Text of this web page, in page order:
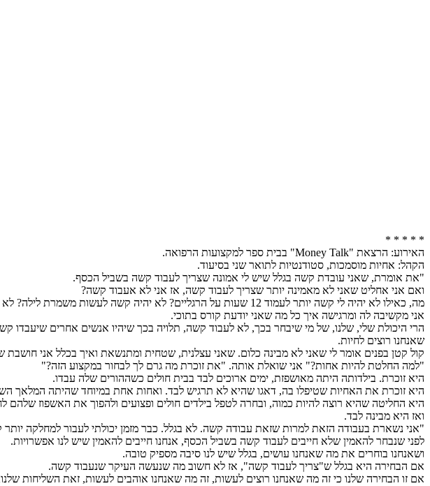
* * * * *
האירוע: הרצאת "Money Talk" בבית ספר למקצועות הרפואה.
הקהל: אחיות מוסמכות, סטודנטיות לתואר שני בסיעוד.
"את אומרת, שאני עובדת קשה בגלל שיש לי אמונה שצריך לעבוד קשה בשביל הכסף.
ואם אני אחליט שאני לא מאמינה יותר שצריך לעבוד קשה, אז אני לא אעבוד קשה?
מה, כאילו לא יהיה לי קשה יותר לעמוד 12 שעות על הרגליים? לא יהיה קשה לעשות משמרת לילה? לא יהיה קשה לשמוע ילד צורח כשאני מחליפה לו תחבושות?"
אני מקשיבה לה ומרגישה איך כל מה שאני יודעת קורס בתוכי.
הרי היכולת שלי, שלנו, של מי שיבחר בכך, לא לעבוד קשה, תלויה בכך שיהיו אנשים אחרים
שאנחנו רוצים לחיות.
קול קטן בפנים אומר לי שאני לא מבינה כלום. שאני עצלנית, שטחית ומתנשאת ואיך בכלל אני
"למה החלטת להיות אחות?" אני שואלת אותה. "את זוכרת מה גרם לך לבחור במקצוע הזה?"
היא זוכרת. בילדותה היתה מאושפזת, ימים ארוכים לבד בבית חולים כשההורים שלה עבדו.
היא זוכרת את האחיות שטיפלו בה, דאגו שהיא לא תרגיש לבד. ואחות אחת במיוחד שהיתה המלאך
היא החליטה שהיא רוצה להיות כמוה, ובחרה לטפל בילדים חולים ופצועים ולהפוך את האשפוז שלהם
ואז היא מבינה לבד.
"אני נשארת בעבודה הזאת למרות שזאת עבודה קשה. לא בגלל. כבר מזמן יכולתי לעבור למחלקה
לפני שנבחר להאמין שלא חייבים לעבוד קשה בשביל הכסף, אנחנו חייבים להאמין שיש לנו אפשרויות.
ושאנחנו בוחרים את מה שאנחנו עושים, בגלל שיש לנו סיבה מספיק טובה.
אם הבחירה היא בגלל ש"צריך לעבוד קשה", אז לא חשוב מה שנעשה העיקר שנעבוד קשה.
אם זו הבחירה שלנו כי זה מה שאנחנו רוצים לעשות, זה מה שאנחנו אוהבים לעשות, זאת השליחות